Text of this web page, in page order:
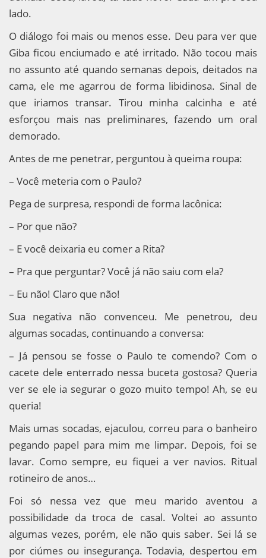
lado.
O diálogo foi mais ou menos esse. Deu para ver que
Giba ficou enciumado e até irritado. Não tocou mais
no assunto até quando semanas depois, deitados na
cama, ele me agarrou de forma libidinosa. Sinal de
que iriamos transar. Tirou minha calcinha e até
esforçou mais nas preliminares, fazendo um oral
demorado.
Antes de me penetrar, perguntou à queima roupa:
– Você meteria com o Paulo?
Pega de surpresa, respondi de forma lacônica:
– Por que não?
– E você deixaria eu comer a Rita?
– Pra que perguntar? Você já não saiu com ela?
– Eu não! Claro que não!
Sua negativa não convenceu. Me penetrou, deu
algumas socadas, continuando a conversa:
– Já pensou se fosse o Paulo te comendo? Com o
cacete dele enterrado nessa buceta gostosa? Queria
ver se ele ia segurar o gozo muito tempo! Ah, se eu
queria!
Mais umas socadas, ejaculou, correu para o banheiro
pegando papel para mim me limpar. Depois, foi se
lavar. Como sempre, eu fiquei a ver navios. Ritual
rotineiro de anos…
Foi só nessa vez que meu marido aventou a
possibilidade da troca de casal. Voltei ao assunto
algumas vezes, porém, ele não quis saber. Sei lá se
por ciúmes ou insegurança. Todavia, despertou em